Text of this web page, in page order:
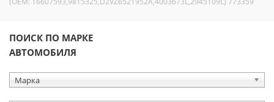
ПОИСК ПО МАРКЕ
АВТОМОБИЛЯ
Марка